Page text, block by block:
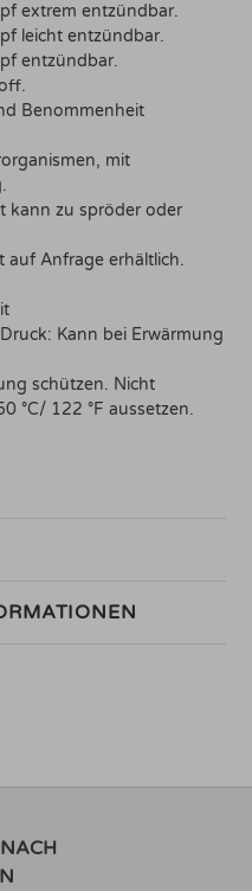
extrem entzündbar.
leicht entzündbar.
entzündbar.
Benommenheit
mit
kann zu spröder oder
auf Anfrage erhältlich.
Kann bei Erwärmung
schützen. Nicht
°C/ 122 °F aussetzen.